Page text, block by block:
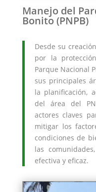
Manejo del
Bonito (PNPB)
Desde su
por la
Parque Nacional
sus principales
la planificación,
del área del
actores claves
mitigar los
condiciones de
las
efectiva y eficaz.